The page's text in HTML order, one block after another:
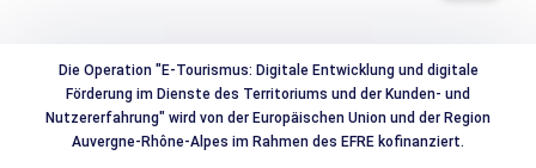
Die Operation "E-Tourismus: Digitale Entwicklung und digitale
Förderung im Dienste des Territoriums und der Kunden- und
Nutzererfahrung" wird von der Europäischen Union und der Region
Auvergne-Rhône-Alpes im Rahmen des EFRE kofinanziert.